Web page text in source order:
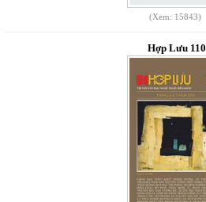
(Xem: 15843)
Hợp Lưu 110